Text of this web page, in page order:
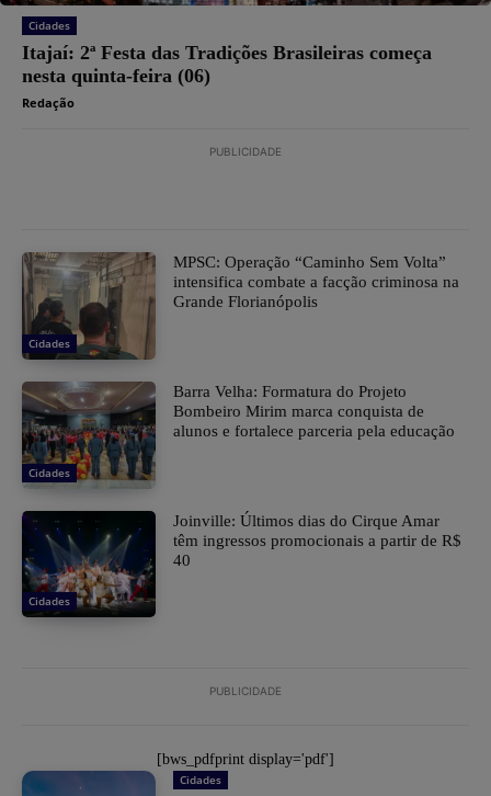
Cidades
​Itajaí: 2ª Festa das Tradições Brasileiras começa
nesta quinta-feira (06)
Redação
PUBLICIDADE
Cidades
MPSC: Operação “Caminho Sem Volta”
intensifica combate a facção criminosa na
Grande Florianópolis
Cidades
Barra Velha: Formatura do Projeto
Bombeiro Mirim marca conquista de
alunos e fortalece parceria pela educação
Cidades
Joinville: Últimos dias do Cirque Amar
têm ingressos promocionais a partir de R$
40
PUBLICIDADE
[bws_pdfprint display='pdf']
Cidades